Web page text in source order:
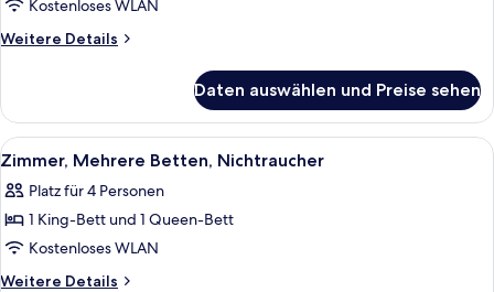
Mehrere
Betten,
Kostenloses WLAN
Weitere Details
Weitere
Mehrere
Betten,
Nichtraucher
Daten auswählen und Preise sehen
Alle
Fotos
für
Zimmer,
Mehrere
Betten,
Ein Hotelzimmer mit zwei Betten,
7
Zimmer, Mehrere Betten, Nichtraucher
Platz für 4 Personen
1 King-Bett und 1 Queen-Bett
Kostenloses WLAN
Weitere Details
Weitere